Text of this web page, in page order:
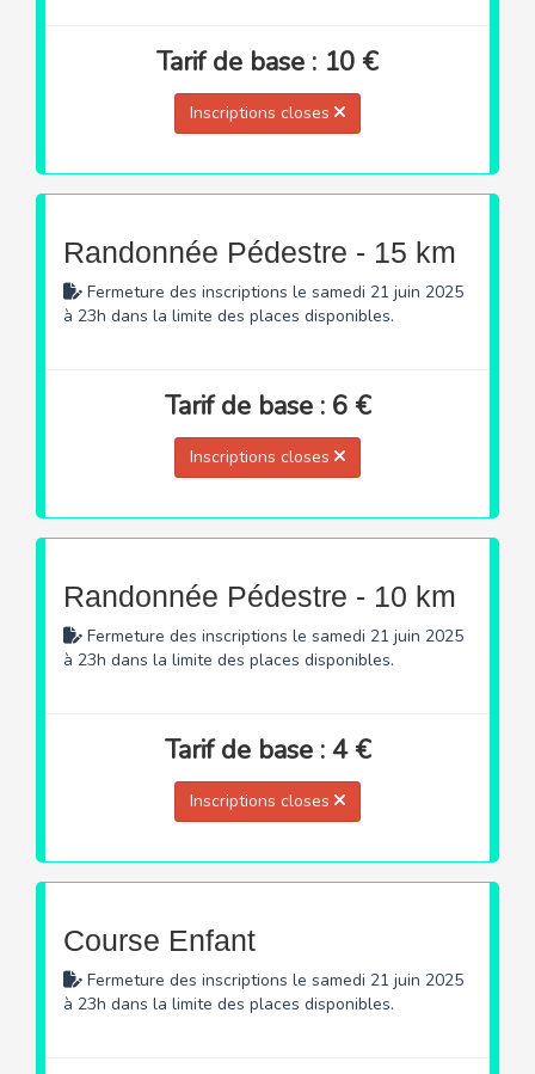
Tarif de base : 10 €
Inscriptions closes
Randonnée Pédestre - 15 km
Fermeture des inscriptions le samedi 21 juin 2025
à 23h dans la limite des places disponibles.
Tarif de base : 6 €
Inscriptions closes
Randonnée Pédestre - 10 km
Fermeture des inscriptions le samedi 21 juin 2025
à 23h dans la limite des places disponibles.
Tarif de base : 4 €
Inscriptions closes
Course Enfant
Fermeture des inscriptions le samedi 21 juin 2025
à 23h dans la limite des places disponibles.